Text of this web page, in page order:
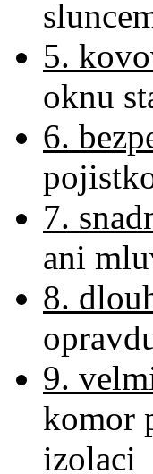
5.
oknu
6.
7.
ani
8.
9.
komor
izolaci